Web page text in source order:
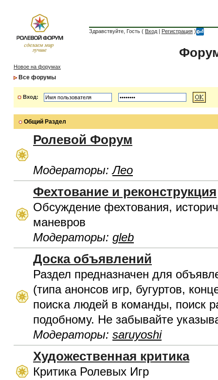
Здравствуйте, Гость ( Вход | Регистрация )
Новое на форумах
Все форумы
Вход:
Общий Раздел
Ролевой Форум
Модераторы:Лео
Фехтование и реконструкция
Обсуждение фехтования,
маневров
Модераторы: gleb
Доска объявлений
Раздел предназначен для
(типа анонсов игр, бугуртов,
поиска людей в команды, поиск
подобному. Не забывайте
Модераторы: saruyoshi
Художественная критика
Критика Ролевых Игр